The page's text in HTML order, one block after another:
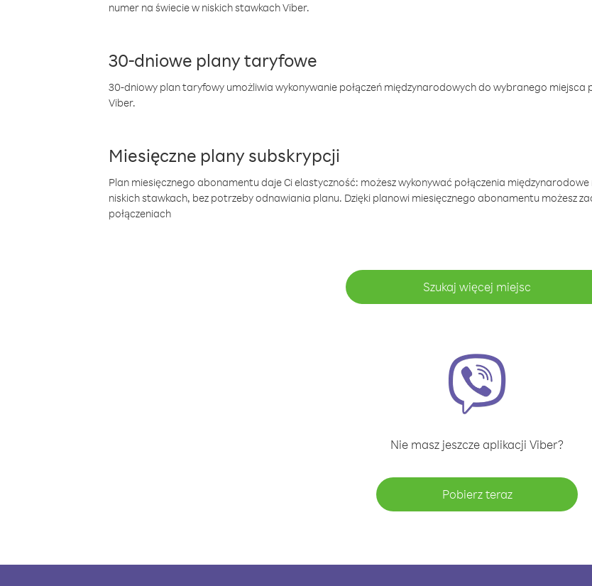
numer na świecie w niskich stawkach Viber.
30-dniowe plany taryfowe
30-dniowy plan taryfowy umożliwia wykonywanie połączeń międzynarodowych do wybranego miejsca
Viber.
Miesięczne plany subskrypcji
Plan miesięcznego abonamentu daje Ci elastyczność: możesz wykonywać połączenia
niskich stawkach, bez potrzeby odnawiania planu. Dzięki planowi miesięcznego abonamentu możesz
połączeniach
Szukaj więcej miejsc
Nie masz jeszcze aplikacji Viber?
Pobierz teraz